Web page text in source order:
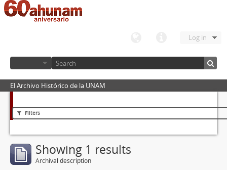
Log in
El Archivo Histórico de la UNAM
Filters
Showing 1 results
Archival description